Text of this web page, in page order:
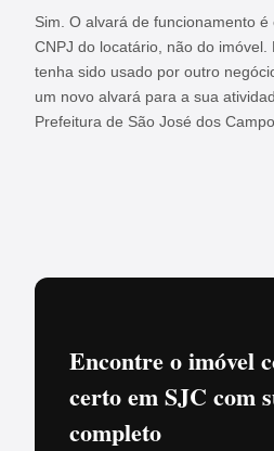
Sim. O alvará de funcionamento
CNPJ do locatário, não do
tenha sido usado por outro
um novo alvará para a sua
Prefeitura de São José dos
Encontre o imóvel
certo em SJC com
completo